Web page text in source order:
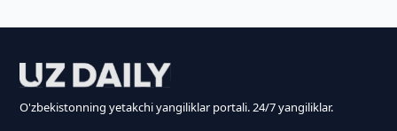
O'zbekistonning yetakchi yangiliklar portali. 24/7 yangiliklar.